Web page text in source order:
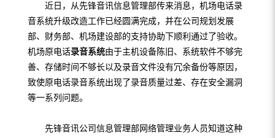
近日，从先锋音讯信息管理部传来消息，机场电话录
音系统升级改造工作已经圆满完成，并在公司规划发展
部、财务部、机场建设部的支持协助下顺利通过了验收。
机场原电话录音系统由于主机设备陈旧、系统软件不够完
善、存储时间不够长以及录音文件没有冗余备份等原因，
致使原电话录音系统出现了录音质量过差、存在安全漏洞
等一系列问题。
先锋音讯公司信息管理部网络管理业务人员知道这种